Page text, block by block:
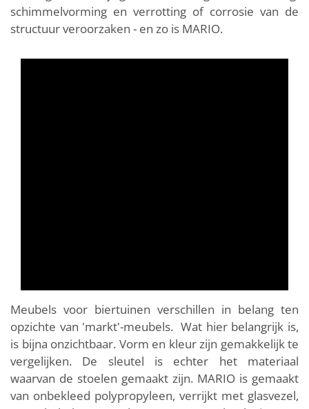
schimmelvorming en verrotting of corrosie van de
structuur veroorzaken - en zo is MARIO.
Meubels voor biertuinen verschillen in belang ten
opzichte van 'markt'-meubels. Wat hier belangrijk is,
is bijna onzichtbaar. Vorm en kleur zijn gemakkelijk te
vergelijken. De sleutel is echter het materiaal
waarvan de stoelen gemaakt zijn. MARIO is gemaakt
van onbekleed polypropyleen, verrijkt met glasvezel,